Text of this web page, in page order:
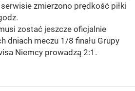
zmierzono prędkość piłki
zostać jeszcze oficjalnie
dniach meczu 1/8 finału Grupy
Niemcy prowadzą 2:1.